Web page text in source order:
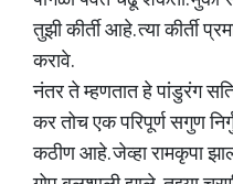
तुझी कीर्ती आहे. त्या कीर्ती
करावे.
नंतर ते म्हणतात हे पांडुरंग
कर तोच एक परिपूर्ण सगुण
कठीण आहे. जेव्हा रामकृपा